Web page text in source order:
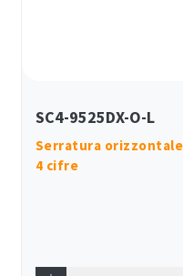
SC4-9525DX-O-L
Serratura
4 cifre